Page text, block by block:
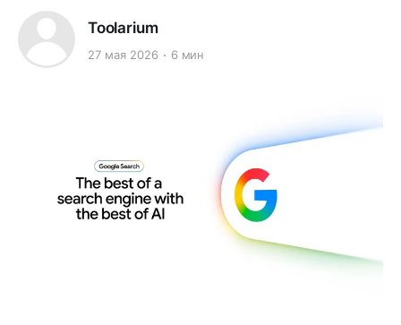
Toolarium
27 мая 2026 6 мин